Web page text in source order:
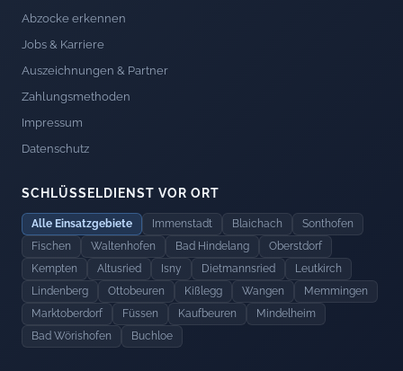
Abzocke erkennen
Jobs & Karriere
Auszeichnungen & Partner
Zahlungsmethoden
Impressum
Datenschutz
SCHLÜSSELDIENST VOR ORT
Alle Einsatzgebiete Immenstadt Blaichach
Sonthofen
Fischen
Waltenhofen Bad Hindelang
Oberstdorf
Kempten
Altusried Isny Dietmannsried
Leutkirch
Lindenberg
Ottobeuren Kißlegg Wangen
Memmingen
Marktoberdorf
Füssen Kaufbeuren
Mindelheim
Bad Wörishofen
Buchloe